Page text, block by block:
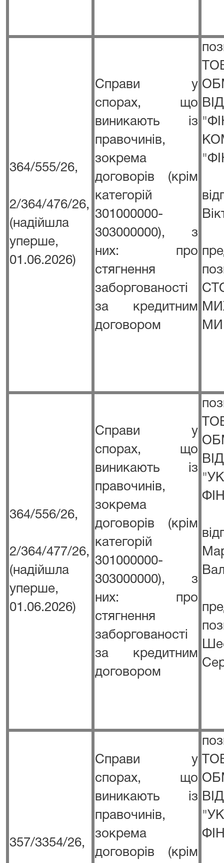
364/555/26,
2/364/476/26,
(надійшла
уперше,
01.06.2026)
Справи у
спорах, що
виникають із
правочинів,
зокрема
договорів (крім
категорій
301000000-
303000000), з
них: про
стягнення
заборгованості
за кредитним
договором
364/556/26,
2/364/477/26,
(надійшла
уперше,
01.06.2026)
Справи у
спорах, що
виникають із
правочинів,
зокрема
договорів (крім
категорій
301000000-
303000000), з
них: про
стягнення
заборгованості
за кредитним
договором
357/3354/26,
Справи у
спорах, що
виникають із
правочинів,
зокрема
договорів (крім